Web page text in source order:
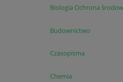
Biologia Ochrona
Budownictwo
Czasopisma
Chemia